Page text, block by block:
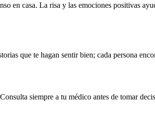
en casa. La risa y las emociones positivas
que te hagan sentir bien; cada persona
siempre a tu médico antes de tomar